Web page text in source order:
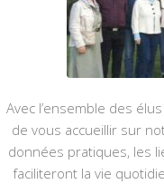
Avec l’ensemble des
de vous accueillir sur
données pratiques, les
faciliteront la vie